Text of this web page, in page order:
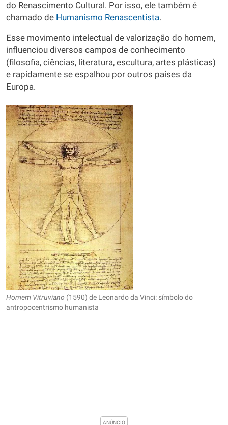
do Renascimento Cultural. Por isso, ele também é
chamado de Humanismo Renascentista.
Esse movimento intelectual de valorização do homem,
influenciou diversos campos de conhecimento
(filosofia, ciências, literatura, escultura, artes plásticas)
e rapidamente se espalhou por outros países da
Europa.
Homem Vitruviano (1590) de Leonardo da Vinci: símbolo do
antropocentrismo humanista